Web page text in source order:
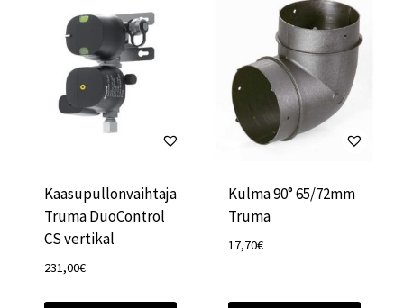
Kaasupullonvaihtaja
Truma DuoControl
CS vertikal
231,00€
Kulma 90° 65/72mm
Truma
17,70€